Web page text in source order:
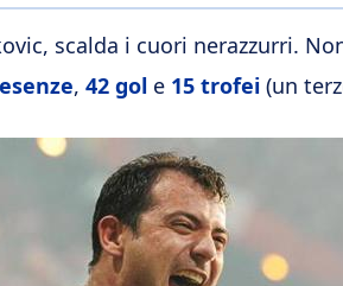
scalda i cuori nerazzurri.
, 42 gol e 15 trofei (un